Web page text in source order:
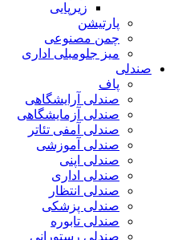
زیرپایی
پارتیشن
چمن مصنوعی
میز جلومبلی اداری
صندلی
پاف
صندلی آرایشگاهی
صندلی آزمایشگاهی
صندلی آمفی تئاتر
صندلی آموزشی
صندلی اپنی
صندلی اداری
صندلی انتظار
صندلی پزشکی
صندلی تابوره
صندلی رستورانی